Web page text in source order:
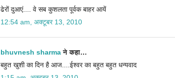
ढेरों दुआएं.... वे सब कुशलता पूर्वक बाहर आयें
12:54 am, अक्टूबर 13, 2010
bhuvnesh sharmaने कहा…
बहुत खुशी का दिन है आज....ईश्‍वर का बहुत बहुत धन्‍यवाद